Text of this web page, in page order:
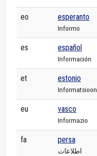
eo esperanto
Informo
es español
Información
et estonio
Informatsioon
eu vasco
Informazio
fa persa
اطلاعات